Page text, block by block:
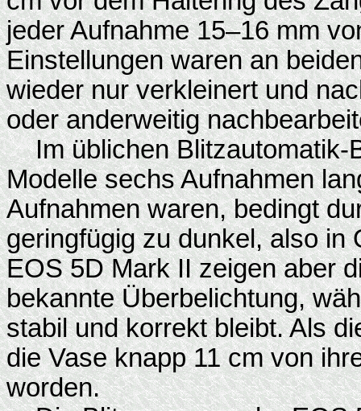
jeder Aufnahme 15–16 mm
Einstellungen waren an
wieder nur verkleinert und
oder anderweitig
Im üblichen Blitzautomatik-
Modelle sechs Aufnahmen
Aufnahmen waren, bedingt
geringfügig zu dunkel, also in
EOS 5D Mark II zeigen aber
bekannte Überbelichtung,
stabil und korrekt bleibt. Als
die Vase knapp 11 cm von
worden.